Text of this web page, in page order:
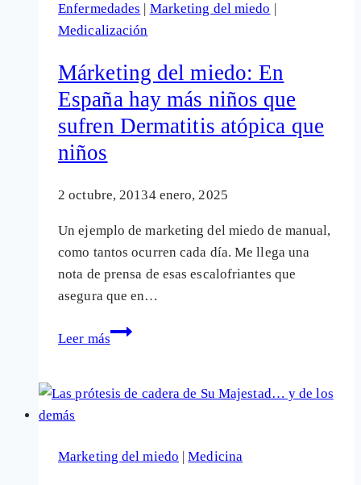
la
creación
enfermedades
Enfermedades Marketing del miedo
Medicalización
Márketing del miedo: En
España hay más niños que
sufren Dermatitis atópica que
niños
2 octubre, 20134 enero, 2025
Un ejemplo de marketing del miedo de manual,
como tantos ocurren cada día. Me llega una
nota de prensa de esas escalofriantes que
asegura que en…
Leer más
Márketing
En
más
Marketing del miedo |Medicina